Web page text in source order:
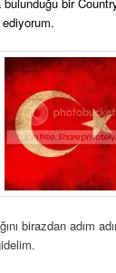
birazdan adım